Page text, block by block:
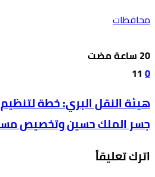
محافظات
0
11
هيئة النقل البري: خطة
جسر الملك حسين وتخصيص
اترك تعليقاً